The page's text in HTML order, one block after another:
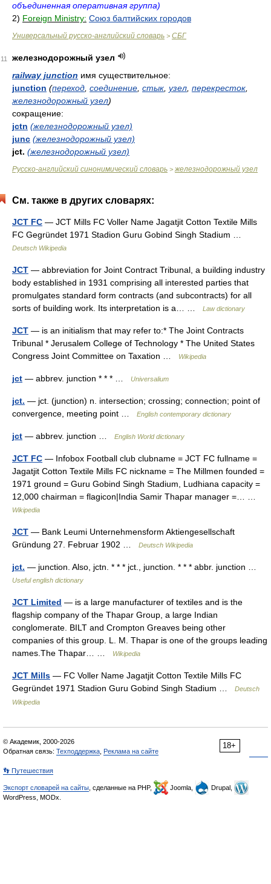
объединенная оперативная группа)
2) Foreign Ministry: Союз балтийских городов
Универсальный русско-английский словарь > СБГ
11
железнодорожный узел
railway junction имя существительное:
junction (переход соединение стык узел перекресток
железнодорожный узел)
сокращение:
jctn (железнодорожный узел)
junc (железнодорожный узел)
jct. (железнодорожный узел)
Русско-английский синонимический словарь > железнодорожный узел
См. также в других словарях:
JCT FC — JCT Mills FC Voller Name Jagatjit Cotton Textile Mills
FC Gegründet 1971 Stadion Guru Gobind Singh Stadium …
Deutsch Wikipedia
JCT — abbreviation for Joint Contract Tribunal, a building industry
body established in 1931 comprising all interested parties that
promulgates standard form contracts (and subcontracts) for all
sorts of building work. Its interpretation is a… …
Law dictionary
JCT — is an initialism that may refer to:* The Joint Contracts
Tribunal * Jerusalem College of Technology * The United States
Congress Joint Committee on Taxation …
Wikipedia
jct — abbrev. junction * * * … Universalium
jct. — jct. (junction) n. intersection; crossing; connection; point of
convergence, meeting point …
English contemporary dictionary
jct — abbrev. junction … English World dictionary
JCT FC — Infobox Football club clubname = JCT FC fullname =
Jagatjit Cotton Textile Mills FC nickname = The Millmen founded =
1971 ground = Guru Gobind Singh Stadium, Ludhiana capacity =
12,000 chairman = flagicon|India Samir Thapar manager =… …
Wikipedia
JCT — Bank Leumi Unternehmensform Aktiengesellschaft
Gründung 27. Februar 1902 …
Deutsch Wikipedia
jct. — junction. Also, jctn. * * * jct., junction. * * * abbr. junction …
Useful english dictionary
JCT Limited — is a large manufacturer of textiles and is the
flagship company of the Thapar Group, a large Indian
conglomerate. BILT and Crompton Greaves being other
companies of this group. L. M. Thapar is one of the groups leading
names.The Thapar… …
Wikipedia
JCT Mills — FC Voller Name Jagatjit Cotton Textile Mills FC
Gegründet 1971 Stadion Guru Gobind Singh Stadium …
Deutsch
Wikipedia
18+
© Академик, 2000-2026
Обратная связь: Техподдержка Реклама на сайте
👣 Путешествия
Экспорт словарей на сайты , сделанные на PHP, Joomla,
Drupal,
WordPress, MODx.